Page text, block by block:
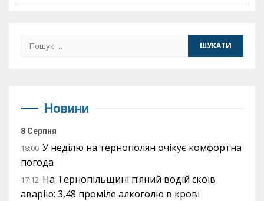
Пошук:
Новини
8 Серпня
18:00 У неділю на тернополян очікує комфортна
погода
17:12 На Тернопільщині п’яний водій скоїв
аварію: 3,48 проміле алкоголю в крові